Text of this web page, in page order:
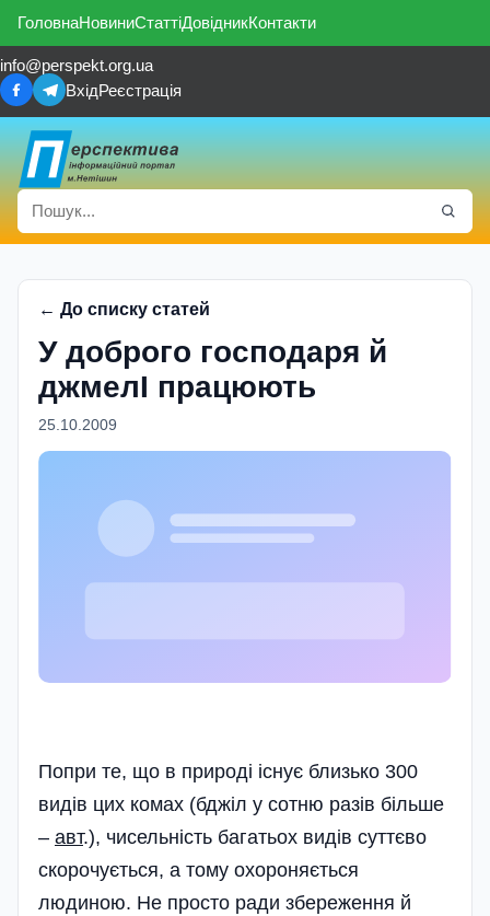
ГоловнаНовиниСтаттіДовідникКонтакти
info@perspekt.org.ua
ВхідРеєстрація
← До списку статей
У доброго господаря й
джмелI працюють
25.10.2009
Попри те, що в природі існує близько 300
видів цих комах (бджіл у сотню разів більше
– авт.), чисельність багатьох видів суттєво
скорочується, а тому охороняється
людиною. Не просто ради збереження й